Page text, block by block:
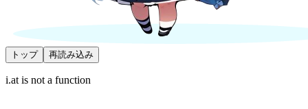
トップ 再読み込み
i.at is not a function